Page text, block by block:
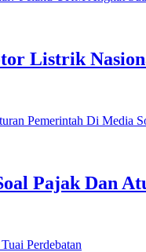
Listrik
Pajak Dan